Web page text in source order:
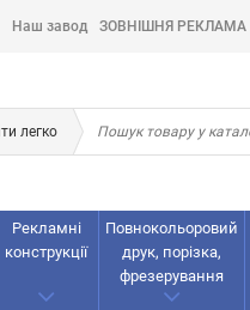
Наш завод ЗОВНІШНЯ РЕКЛАМА
легко
Рекламнi
конструкції
Повнокольоровий
друк, порізка,
фрезерування